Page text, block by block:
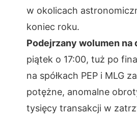
w okolicach
koniec roku.
Podejrzany wolumen na
piątek o 17:00, tuż po
na spółkach PEP i MLG
potężne, anomalne
tysięcy transakcji w